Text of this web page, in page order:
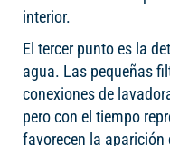
interior.
El tercer punto es la
agua. Las pequeñas
conexiones de
pero con el tiempo
favorecen la